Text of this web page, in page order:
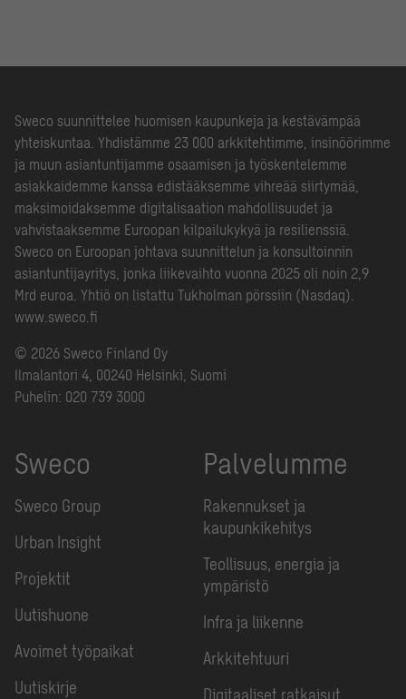
Sweco suunnittelee huomisen kaupunkeja ja kestävämpää
yhteiskuntaa. Yhdistämme 23 000 arkkitehtimme, insinöörimme
ja muun asiantuntijamme osaamisen ja työskentelemme
asiakkaidemme kanssa edistääksemme vihreää siirtymää,
maksimoidaksemme digitalisaation mahdollisuudet ja
vahvistaaksemme Euroopan kilpailukykyä ja resilienssiä.
Sweco on Euroopan johtava suunnittelun ja konsultoinnin
asiantuntijayritys, jonka liikevaihto vuonna 2025 oli noin 2,9
Mrd euroa. Yhtiö on listattu Tukholman pörssiin (Nasdaq).
www.sweco.fi
© 2026 Sweco Finland Oy
Ilmalantori 4, 00240 Helsinki, Suomi
Puhelin: 020 739 3000
Sweco
Sweco Group
Urban Insight
Projektit
Uutishuone
Avoimet työpaikat
Uutiskirje
Palvelumme
Rakennukset ja
kaupunkikehitys
Teollisuus, energia ja
ympäristö
Infra ja liikenne
Arkkitehtuuri
Digitaaliset ratkaisut